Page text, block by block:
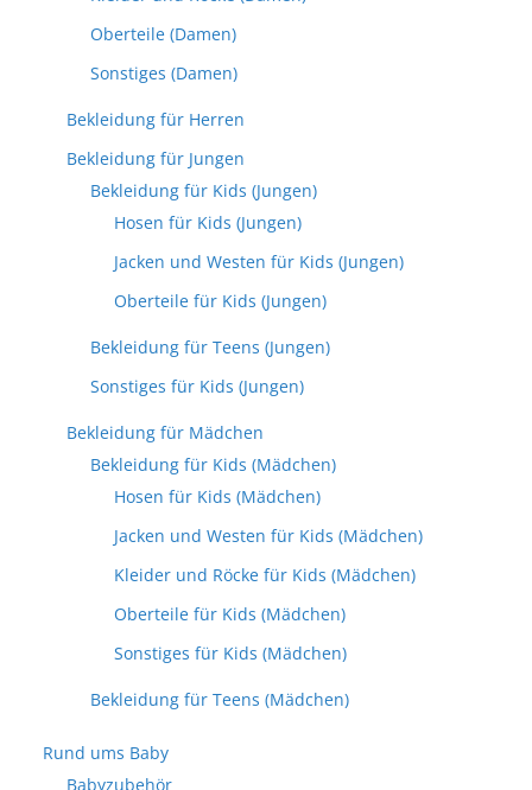
Oberteile (Damen)
Sonstiges (Damen)
Bekleidung für Herren
Bekleidung für Jungen
Bekleidung für Kids (Jungen)
Hosen für Kids (Jungen)
Jacken und Westen für Kids (Jungen)
Oberteile für Kids (Jungen)
Bekleidung für Teens (Jungen)
Sonstiges für Kids (Jungen)
Bekleidung für Mädchen
Bekleidung für Kids (Mädchen)
Hosen für Kids (Mädchen)
Jacken und Westen für Kids (Mädchen)
Kleider und Röcke für Kids (Mädchen)
Oberteile für Kids (Mädchen)
Sonstiges für Kids (Mädchen)
Bekleidung für Teens (Mädchen)
Rund ums Baby
Babyzubehör